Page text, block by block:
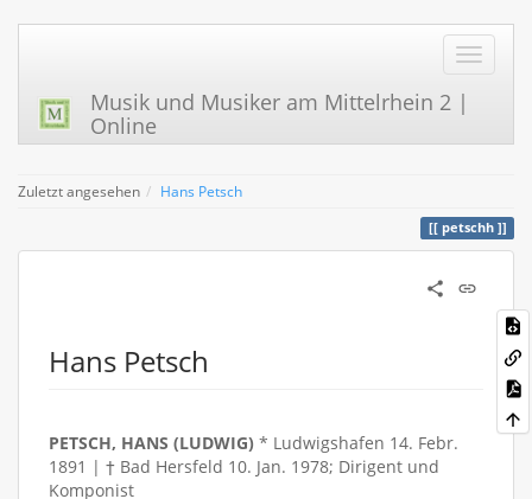
Musik und Musiker am Mittelrhein 2 |
Online
Zuletzt angesehen Hans Petsch
petschh
Hans Petsch
PETSCH, HANS (LUDWIG) * Ludwigshafen 14. Febr.
1891 | † Bad Hersfeld 10. Jan. 1978; Dirigent und
Komponist